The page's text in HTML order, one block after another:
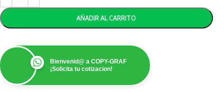
AÑADIR AL CARRITO
Bienvenid@ a COPY-GRAF
¡Solicita tu cotizacion!